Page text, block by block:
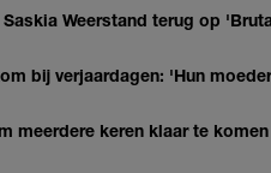
Weerstand terug op
bij verjaardagen: 'Hun
meerdere keren klaar te